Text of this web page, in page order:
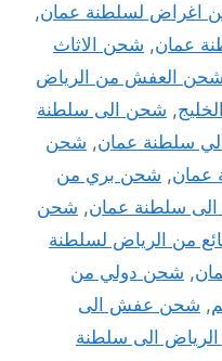
اغراض لسلطنة عمان,
عمان, شحن الاثاث
شحن العفش من الرياض
, شحن الى سلطنة
سلطنة عمان, شحن
عمان, شحن بري من
سلطنة عمان, شحن
من الرياض لسلطنة
, شحن دولي من
, شحن عفش الى
الى سلطنة